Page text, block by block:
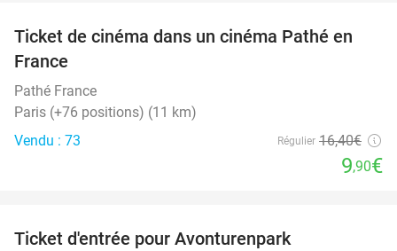
40%
Ticket de cinéma dans un cinéma Pathé en
France
Pathé France
Paris (+76 positions) (11 km)
Vendu : 73
Régulier 16,40€
9,90€
Ticket d'entrée pour Avonturenpark